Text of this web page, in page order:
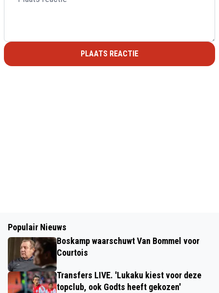
PLAATS REACTIE
Populair Nieuws
Boskamp waarschuwt Van Bommel voor
Courtois
Transfers LIVE. 'Lukaku kiest voor deze
topclub, ook Godts heeft gekozen'